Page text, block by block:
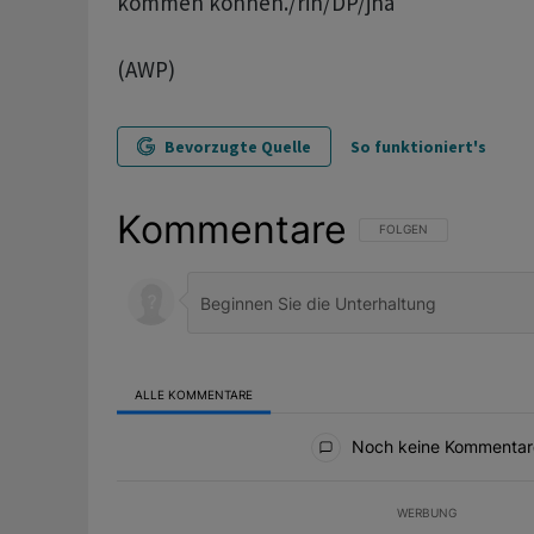
(AWP)
Bevorzugte Quelle So funktioniert's
Kommentare FOLGE DIESER
FOLGEN
ALLE KOMMENTARE
Noch keine
WERBUNG